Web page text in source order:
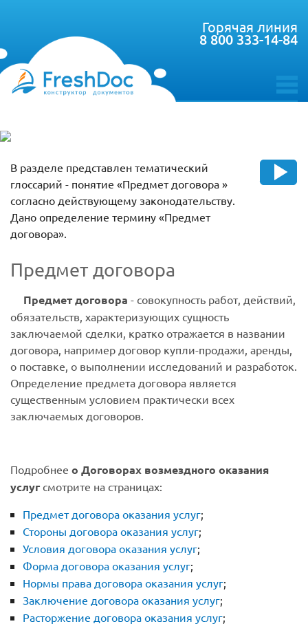
toggle
Горячая линия
8 800 333-14-84
В разделе представлен тематический
глоссарий - понятие «Предмет договора »
согласно действующему законодательству.
Дано определение термину «Предмет
договора».
Предмет договора
Предмет договора - совокупность работ, действий,
обязательств, характеризующих сущность
заключаемой сделки, кратко отражается в названии
договора, например договор купли-продажи, аренды,
о поставке, о выполнении исследований и разработок.
Определение предмета договора является
существенным условием практически всех
заключаемых договоров.
Подробнее о Договорах возмездного оказания
услуг смотрите на страницах:
Предмет договора оказания услуг;
Стороны договора оказания услуг;
Условия договора оказания услуг;
Форма договора оказания услуг;
Нормы права договора оказания услуг;
Заключение договора оказания услуг;
Расторжение договора оказания услуг;